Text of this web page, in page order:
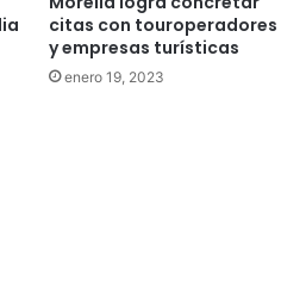
citas con touroperadores
y empresas turísticas
enero 19, 2023